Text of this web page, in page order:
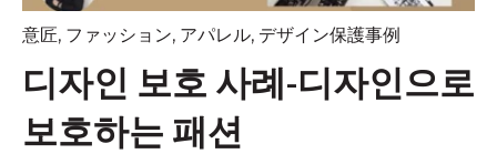
意匠, ファッション, アパレル, デザイン保護事例
디자인 보호 사례-디자인으로
보호하는 패션